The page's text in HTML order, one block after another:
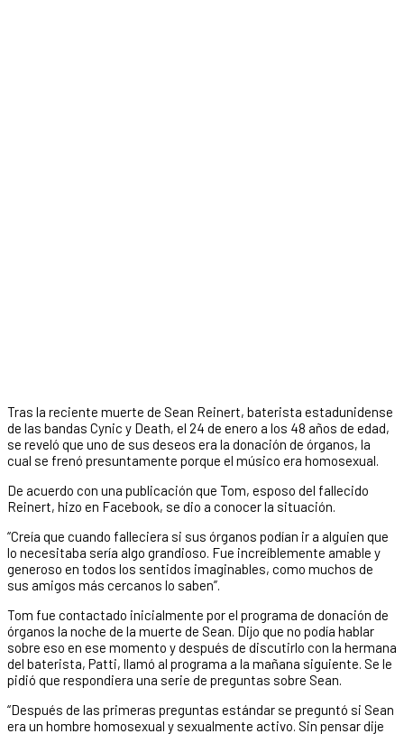
Tras la reciente muerte de Sean Reinert, baterista estadunidense
de las bandas Cynic y Death, el 24 de enero a los 48 años de edad,
se reveló que uno de sus deseos era la donación de órganos, la
cual se frenó presuntamente porque el músico era homosexual.
De acuerdo con una publicación que Tom, esposo del fallecido
Reinert, hizo en Facebook, se dio a conocer la situación.
“Creía que cuando falleciera si sus órganos podían ir a alguien que
lo necesitaba sería algo grandioso. Fue increíblemente amable y
generoso en todos los sentidos imaginables, como muchos de
sus amigos más cercanos lo saben”.
Tom fue contactado inicialmente por el programa de donación de
órganos la noche de la muerte de Sean. Dijo que no podía hablar
sobre eso en ese momento y después de discutirlo con la hermana
del baterista, Patti, llamó al programa a la mañana siguiente. Se le
pidió que respondiera una serie de preguntas sobre Sean.
“Después de las primeras preguntas estándar se preguntó si Sean
era un hombre homosexual y sexualmente activo. Sin pensar dije